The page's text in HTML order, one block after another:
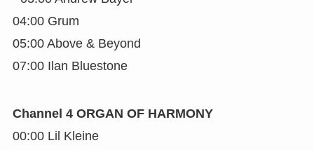
04:00 Grum
05:00 Above & Beyond
07:00 Ilan Bluestone
Channel 4 ORGAN OF HARMONY
00:00 Lil Kleine